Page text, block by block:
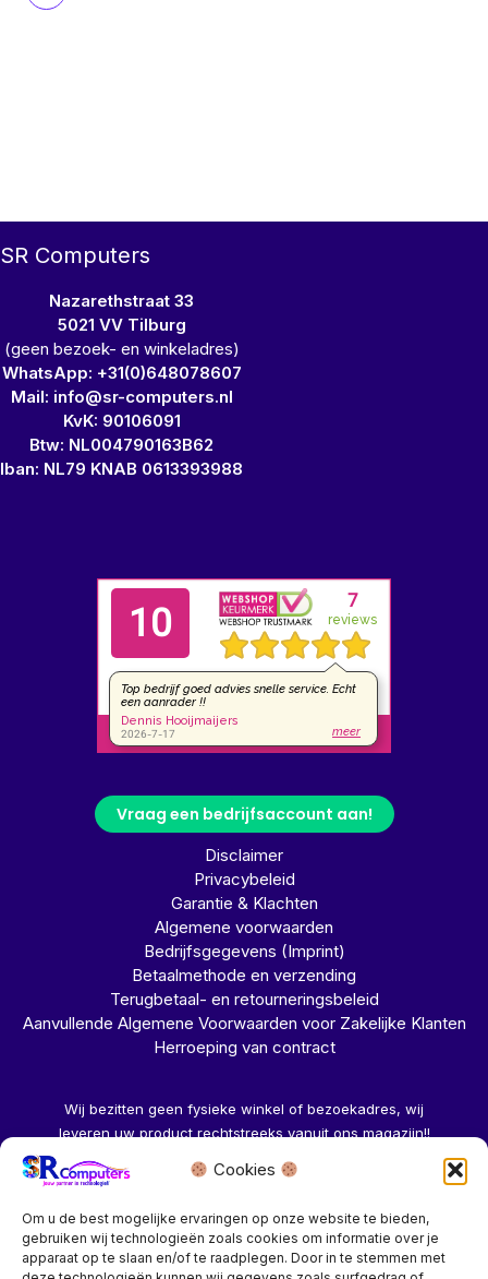
Cookies
Om u de best mogelijke ervaringen op onze website te bieden,
gebruiken wij technologieën zoals cookies om informatie over je
apparaat op te slaan en/of te raadplegen. Door in te stemmen met
SR Computers
Nazarethstraat 33
5021 VV Tilburg
(geen bezoek- en winkeladres)
WhatsApp: +31(0)648078607
Mail: info@sr-computers.nl
KvK: 90106091
Btw: NL004790163B62
Iban: NL79 KNAB 0613393988
Vraag een bedrijfsaccount aan!
Disclaimer
Privacybeleid
Garantie & Klachten
Algemene voorwaarden
Bedrijfsgegevens (Imprint)
Betaalmethode en verzending
Terugbetaal- en retourneringsbeleid
Aanvullende Algemene Voorwaarden voor Zakelijke Klanten
Herroeping van contract
Wij bezitten geen fysieke winkel of bezoekadres, wij
leveren uw product rechtstreeks vanuit ons magazijn!!
Herroeping aanvragen →